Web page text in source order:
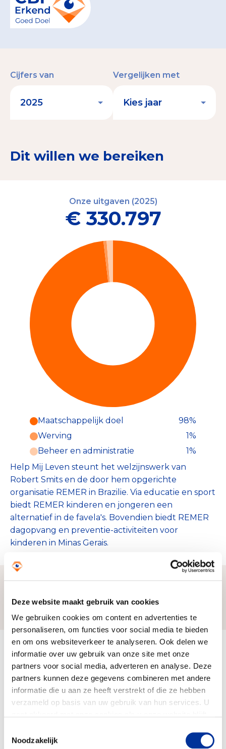
Deze website maakt gebruik van cookies
We gebruiken cookies om content en advertenties te
personaliseren, om functies voor social media te bieden
en om ons websiteverkeer te analyseren. Ook delen we
informatie over uw gebruik van onze site met onze
partners voor social media, adverteren en analyse. Deze
partners kunnen deze gegevens combineren met andere
informatie die u aan ze heeft verstrekt of die ze hebben
verzameld op basis van uw gebruik van hun services. U
Noodzakelijk
Dit willen we bereiken
Cijfers van Vergelijken met
Onze uitgaven (2025)
€ 330.797
Maatschappelijk doel
98%
Werving
1%
Beheer en administratie
1%
Help Mij Leven steunt het welzijnswerk van
Robert Smits en de door hem opgerichte
organisatie REMER in Brazilie. Via educatie en sport
biedt REMER kinderen en jongeren een
alternatief in de favela's. Bovendien biedt REMER
dagopvang en preventie-activiteiten voor
kinderen in Minas Gerais.
Zo bereiken we ons doel
Doelbesteding (2025)
€ 324.711